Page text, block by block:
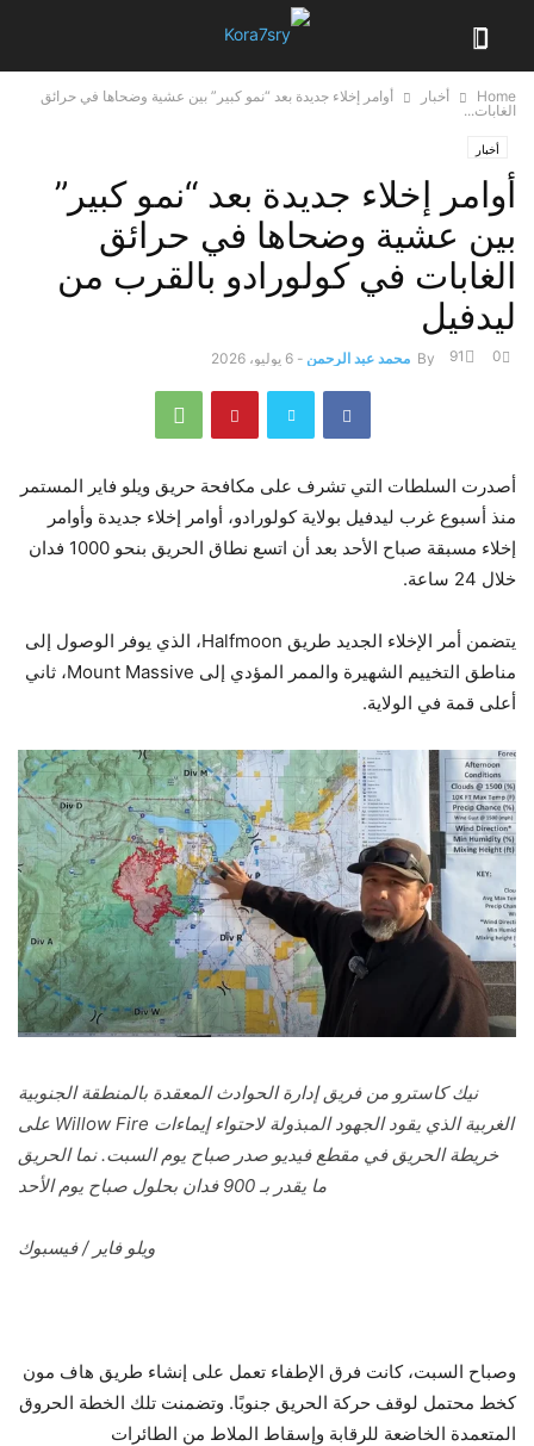
Home أخبار
أوامر إخلاء جديدة بعد “نمو كبير” بين عشية وضحاها في حرائق
الغابات...
أخبار
أوامر إخلاء جديدة بعد “نمو كبير”
بين عشية وضحاها في حرائق
الغابات في كولورادو بالقرب من
ليدفيل
By محمد عبد الرحمن - 6 يوليو، 2026 0
91
أصدرت السلطات التي تشرف على مكافحة حريق ويلو فاير المستمر
منذ أسبوع غرب ليدفيل بولاية كولورادو، أوامر إخلاء جديدة وأوامر
إخلاء مسبقة صباح الأحد بعد أن اتسع نطاق الحريق بنحو 1000 فدان
خلال 24 ساعة.
يتضمن أمر الإخلاء الجديد طريق Halfmoon، الذي يوفر الوصول إلى
مناطق التخييم الشهيرة والممر المؤدي إلى Mount Massive، ثاني
أعلى قمة في الولاية.
نيك كاسترو من فريق إدارة الحوادث المعقدة بالمنطقة الجنوبية
الغربية الذي يقود الجهود المبذولة لاحتواء إيماءات Willow Fire على
خريطة الحريق في مقطع فيديو صدر صباح يوم السبت. نما الحريق
ما يقدر بـ 900 فدان بحلول صباح يوم الأحد
ويلو فاير / فيسبوك
وصباح السبت، كانت فرق الإطفاء تعمل على إنشاء طريق هاف مون
كخط محتمل لوقف حركة الحريق جنوبًا. وتضمنت تلك الخطة الحروق
المتعمدة الخاضعة للرقابة وإسقاط الملاط من الطائرات